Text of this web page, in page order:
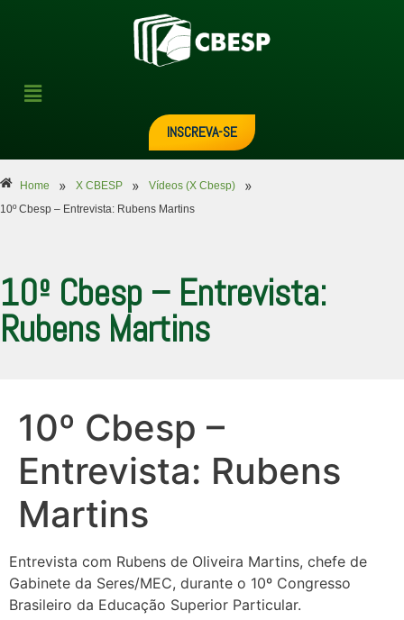
INSCREVA-SE
Home » X CBESP » Vídeos (X Cbesp) »
10º Cbesp – Entrevista: Rubens Martins
10º Cbesp – Entrevista:
Rubens Martins
10º Cbesp –
Entrevista: Rubens
Martins
Entrevista com Rubens de Oliveira Martins, chefe de
Gabinete da Seres/MEC, durante o 10º Congresso
Brasileiro da Educação Superior Particular.